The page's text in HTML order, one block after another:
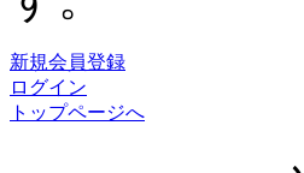
新規会員登録
ログイン
トップページへ